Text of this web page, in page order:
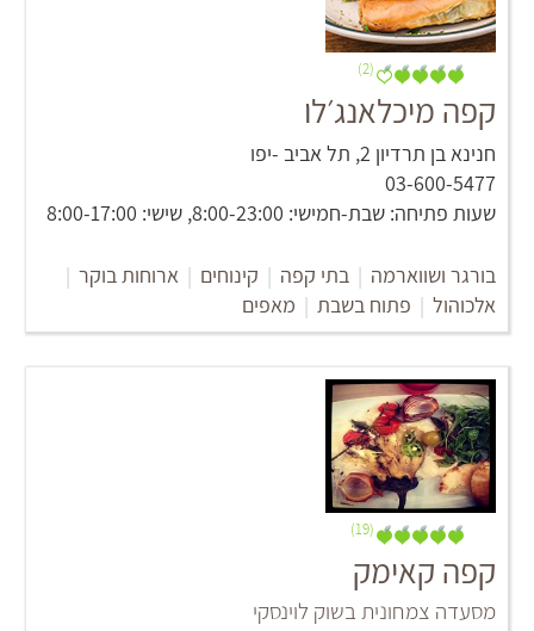
(2)
קפה מיכלאנג׳לו
חנינא בן תרדיון 2‏, תל אביב -יפו
03-600-5477
שעות פתיחה: שבת-חמישי: 8:00-23:00, שישי: 8:00-17:00
בורגר ושווארמה | בתי קפה | קינוחים | ארוחות בוקר |
אלכוהול | פתוח בשבת | מאפים
(19)
קפה קאימק
מסעדה צמחונית בשוק לוינסקי